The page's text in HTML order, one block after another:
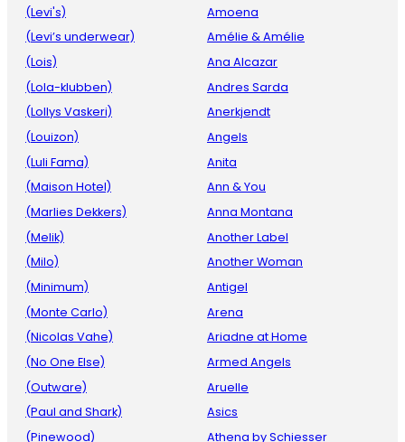
(Levi's)
(Levi’s underwear)
(Lois)
(Lola-klubben)
(Lollys Vaskeri)
(Louizon)
(Luli Fama)
(Maison Hotel)
(Marlies Dekkers)
(Melik)
(Milo)
(Minimum)
(Monte Carlo)
(Nicolas Vahe)
(No One Else)
(Outware)
(Paul and Shark)
(Pinewood)
Amoena
Amélie & Amélie
Ana Alcazar
Andres Sarda
Anerkjendt
Angels
Anita
Ann & You
Anna Montana
Another Label
Another Woman
Antigel
Arena
Ariadne at Home
Armed Angels
Aruelle
Asics
Athena by Schiesser